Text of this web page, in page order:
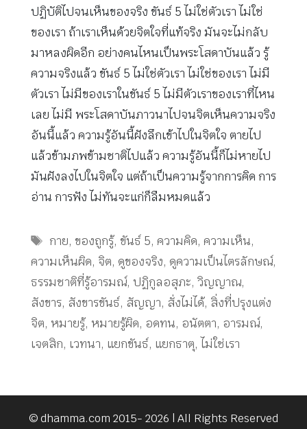
ปฏิบัติไปจนเห็นของจริง ขันธ์ 5 ไม่ใช่ตัวเรา ไม่ใช่
ของเรา ถ้าเราเห็นด้วยจิตใจที่แท้จริง มันจะไม่กลับ
มาหลงผิดอีก อย่างคนไหนเป็นพระโสดาบันแล้ว รู้
ความจริงแล้ว ขันธ์ 5 ไม่ใช่ตัวเรา ไม่ใช่ของเรา ไม่มี
ตัวเรา ไม่มีของเราในขันธ์ 5 ไม่มีตัวเราของเราที่ไหน
เลย ไม่มี พระโสดาบันภาวนาไปจนจิตเห็นความจริง
อันนี้แล้ว ความรู้อันนี้ฝังลึกเข้าไปในจิตใจ ตายไป
แล้วข้ามภพข้ามชาติไปแล้ว ความรู้อันนี้ก็ไม่หายไป
มันฝังลงไปในจิตใจ แต่ถ้าเป็นความรู้จากการคิด การ
อ่าน การฟัง ไม่ทันจะแก่ก็ลืมหมดแล้ว
Tags
กาย, ของถูกรู้, ขันธ์ 5,ความคิด,ความเห็น,
ความเห็นผิด, จิต, ดูของจริง, ดูความเป็นไตรลักษณ์,
ธรรมชาติที่รู้อารมณ์, ปฏิกูลอสุภะ, วิญญาณ,
สังขาร, สังขารขันธ์, สัญญา, สั่งไม่ได้, สิ่งที่ปรุงแต่ง
จิต, หมายรู้, หมายรู้ผิด, อดทน, อนัตตา, อารมณ์,
เจตสิก, เวทนา, แยกขันธ์, แยกธาตุ, ไม่ใช่เรา
© dhamma.com 2015- 2026 | All Rights Reserved